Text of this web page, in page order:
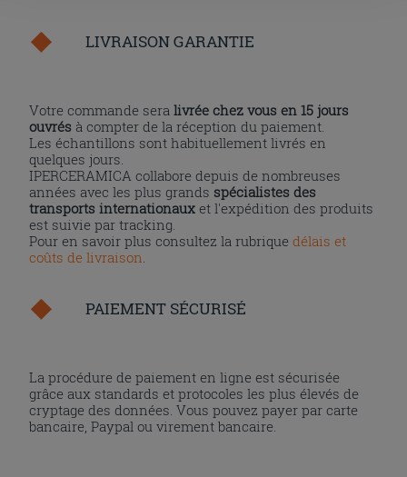
LIVRAISON GARANTIE
Votre commande seralivrée chez vous en 15 jours
ouvrés à compter de la réception du paiement.
Les échantillons sont habituellement livrés en
quelques jours.
IPERCERAMICA collabore depuis de nombreuses
années avec les plus grands spécialistes des
transports internationaux et l'expédition des produits
est suivie par tracking.
Pour en savoir plus consultez la rubriquedélais et
coûts de livraison
PAIEMENT SÉCURISÉ
La procédure de paiement en ligne est sécurisée
grâce aux standards et protocoles les plus élevés de
cryptage des données. Vous pouvez payer par carte
bancaire, Paypal ou virement bancaire.